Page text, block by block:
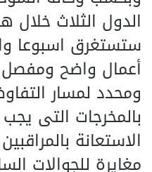
الدول الثلاث خلال
ستستغرق اسبوعا
أعمال واضح
ومحدد لمسار
بالمخرجات التى
الاستعانة
مغايرة للجوالات